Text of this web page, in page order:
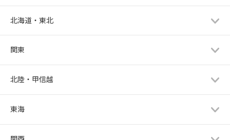
北海道・東北
関東
北陸・甲信越
東海